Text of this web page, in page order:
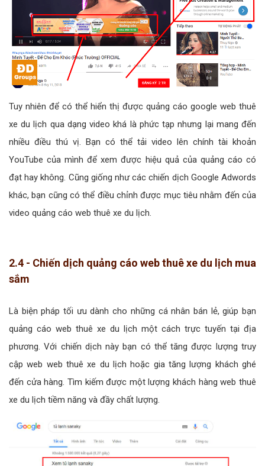
Tuy nhiên để có thể hiển thị được quảng cáo google web thuê
xe du lịch qua dạng video khá là phức tạp nhưng lại mang đến
nhiều điều thú vị. Bạn có thể tải video lên chính tài khoản
YouTube của mình để xem được hiệu quả của quảng cáo có
đạt hay không. Cũng giống như các chiến dịch Google Adwords
khác, bạn cũng có thể điều chỉnh được mục tiêu nhằm đến của
video quảng cáo web thuê xe du lịch.
2.4 - Chiến dịch quảng cáo web thuê xe du lịch mua
sắm
Là biện pháp tối ưu dành cho những cá nhân bán lẻ, giúp bạn
quảng cáo web thuê xe du lịch một cách trực tuyến tại địa
phương. Với chiến dịch này bạn có thể tăng được lượng truy
cập web web thuê xe du lịch hoặc gia tăng lượng khách ghé
đến cửa hàng. Tìm kiếm được một lượng khách hàng web thuê
xe du lịch tiềm năng và đầy chất lượng.